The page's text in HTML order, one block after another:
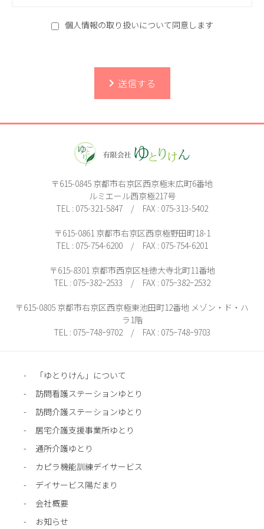
個人情報の取り扱いについて同意します
〒615-0845 京都市右京区西京極末広町6番地
ルミエール西京極217号
TEL : 075-321-5847 / FAX : 075-313-5402
〒615-0861 京都市右京区西京極野田町18-1
TEL : 075-754-6200 / FAX : 075-754-6201
〒615-8301 京都市西京区桂徳大寺北町11番地
TEL : 075ｰ382ｰ2533 / FAX : 075ｰ382ｰ2532
〒615-0805 京都市右京区西京極東池田町12番地 メゾン・ド・ハ
ラ1階
TEL : 075ｰ748ｰ9702 / FAX : 075ｰ748ｰ9703
「ゆとりけん」について
訪問看護ステーションゆとり
訪問介護ステーションゆとり
居宅介護支援事業所ゆとり
通所介護ゆとり
カピラ機能訓練デイサービス
デイサービス陽だまり
会社概要
お知らせ